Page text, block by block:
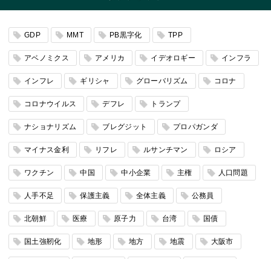
GDP MMT PB黒字化 TPP
アベノミクス アメリカ イデオロギー インフラ
インフレ ギリシャ グローバリズム コロナ
コロナウイルス デフレ トランプ
ナショナリズム ブレグジット プロパガンダ
マイナス金利 リフレ ルサンチマン ロシア
ワクチン 中国 中小企業 主権 人口問題
人手不足 保護主義 全体主義 公務員
北朝鮮 医療 原子力 台湾 国債
国土強靭化 地形 地方 地震 大阪市